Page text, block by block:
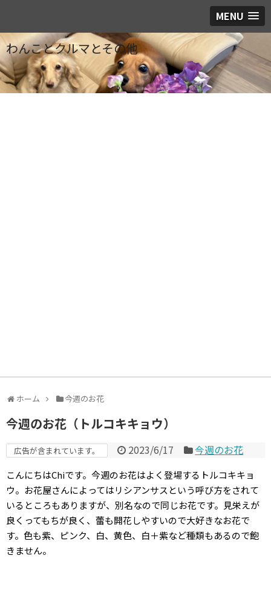
MENU
わんことクルマとその他
ホーム 今週のお花
今週のお花（トルコキキョウ）
広告が含まれています。 2023/6/17 今週のお花
こんにちはChiです。今週のお花はよく登場するトルコキキョ
ウ。お花屋さんによってはリシアンサスという呼び方をされて
いるところもありますが、別名なので同じお花です。見栄えが
良くってもちが良く、蕾も開花しやすいので大好きなお花で
す。色も紫、ピンク、白、黄色、白＋紫など種類もあるので飽
きません。